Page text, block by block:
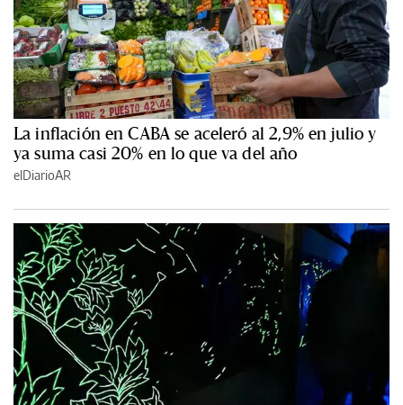
La inflación en CABA se aceleró al 2,9% en julio y
ya suma casi 20% en lo que va del año
elDiarioAR